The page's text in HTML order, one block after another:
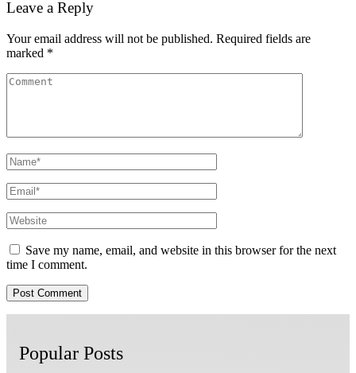
Leave a Reply
Your email address will not be published. Required fields are
marked *
Save my name, email, and website in this browser for the next
time I comment.
Popular Posts